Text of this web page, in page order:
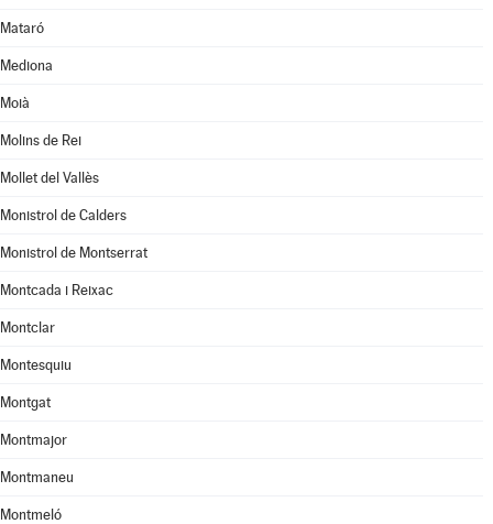
Mataró
Mediona
Moià
Molins de Rei
Mollet del Vallès
Monistrol de Calders
Monistrol de Montserrat
Montcada i Reixac
Montclar
Montesquiu
Montgat
Montmajor
Montmaneu
Montmeló